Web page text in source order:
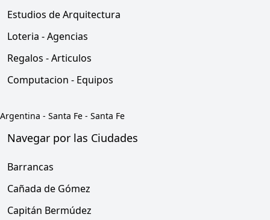
Estudios de Arquitectura
Loteria - Agencias
Regalos - Articulos
Computacion - Equipos
Argentina - Santa Fe - Santa Fe
Navegar por las Ciudades
Barrancas
Cañada de Gómez
Capitán Bermúdez